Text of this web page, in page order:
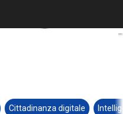
Cittadinanza digitale